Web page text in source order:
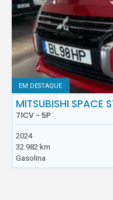
EM DESTAQUE
MITSUBISHI SPACE
71CV - 5P
2024
32.982 km
Gasolina